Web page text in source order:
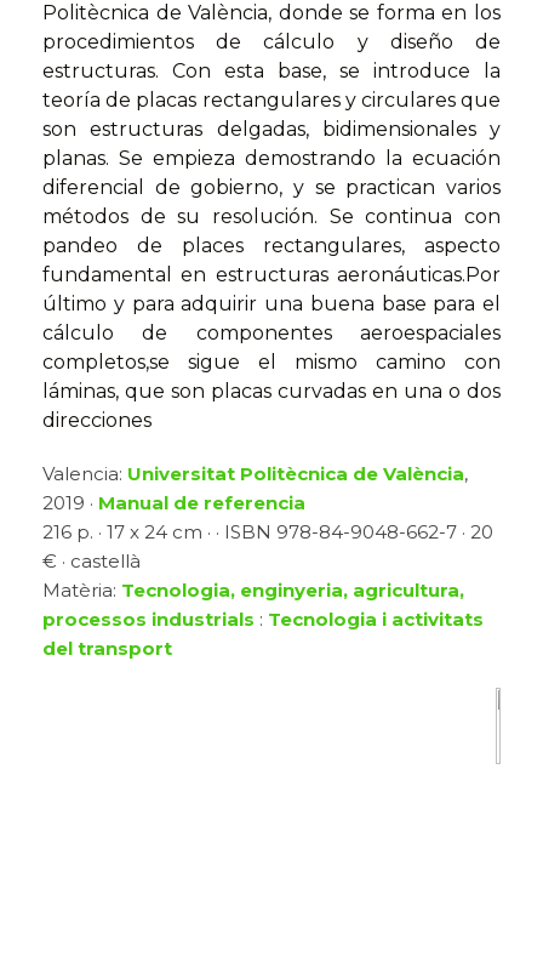
Politècnica de València, donde se forma en los
procedimientos de cálculo y diseño de
estructuras. Con esta base, se introduce la
teoría de placas rectangulares y circulares que
son estructuras delgadas, bidimensionales y
planas. Se empieza demostrando la ecuación
diferencial de gobierno, y se practican varios
métodos de su resolución. Se continua con
pandeo de places rectangulares, aspecto
fundamental en estructuras aeronáuticas.Por
último y para adquirir una buena base para el
cálculo de componentes aeroespaciales
completos,se sigue el mismo camino con
láminas, que son placas curvadas en una o dos
direcciones
Valencia: Universitat Politècnica de València,
2019 · Manual de referencia
216 p. · 17 x 24 cm · · ISBN 978-84-9048-662-7 · 20
€ · castellà
Matèria: Tecnologia, enginyeria, agricultura,
processos industrials : Tecnologia i activitats
del transport